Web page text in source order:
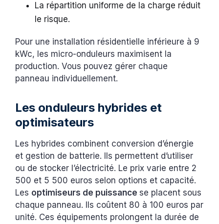
La répartition uniforme de la charge réduit
le risque.
Pour une installation résidentielle inférieure à 9
kWc, les micro-onduleurs maximisent la
production. Vous pouvez gérer chaque
panneau individuellement.
Les onduleurs hybrides et
optimisateurs
Les hybrides combinent conversion d’énergie
et gestion de batterie. Ils permettent d’utiliser
ou de stocker l’électricité. Le prix varie entre 2
500 et 5 500 euros selon options et capacité.
Les optimiseurs de puissancese placent sous
chaque panneau. Ils coûtent 80 à 100 euros par
unité. Ces équipements prolongent la durée de